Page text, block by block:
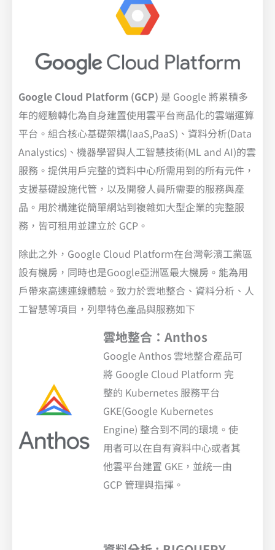
Google Cloud Platform (GCP) 是 Google 將累積多
年的經驗轉化為自身建置使用雲平台商品化的雲端運算
平台。組合核心基礎架構(IaaS,PaaS)、資料分析(Data
Analystics)、機器學習與人工智慧技術(ML and AI)的雲
服務。提供用戶完整的資料中心所需用到的所有元件，
支援基礎設施代管，以及開發人員所需要的服務與產
品。用於構建從簡單網站到複雜如大型企業的完整服
務，皆可租用並建立於 GCP。
除此之外，Google Cloud Platform在台灣彰濱工業區
設有機房，同時也是Google亞洲區最大機房。能為用
戶帶來高速連線體驗。致力於雲地整合、資料分析、人
工智慧等項目，列舉特色產品與服務如下
雲地整合：Anthos
Google Anthos 雲地整合產品可
將 Google Cloud Platform 完
整的 Kubernetes 服務平台
GKE(Google Kubernetes
Engine) 整合到不同的環境。使
用者可以在自有資料中心或者其
他雲平台建置 GKE，並統一由
GCP 管理與指揮。